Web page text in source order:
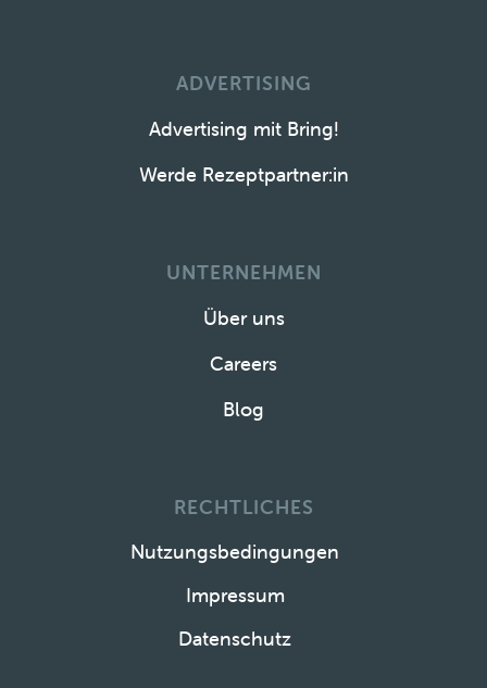
ADVERTISING
Advertising mit Bring!
Werde Rezeptpartner:in
UNTERNEHMEN
Über uns
Careers
Blog
RECHTLICHES
Nutzungsbedingungen
Impressum
Datenschutz